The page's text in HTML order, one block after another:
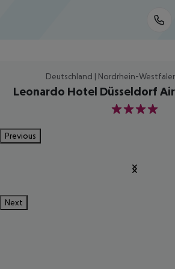
Deutschland | Nordrhein-
Leonardo Hotel Düsseldorf
4
Previous
Next